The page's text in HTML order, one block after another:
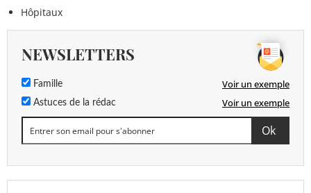
Hôpitaux
NEWSLETTERS
Famille Voir un exemple
Astuces de la rédac Voir un exemple